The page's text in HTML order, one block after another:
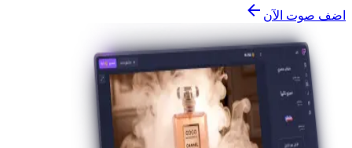
اضف صوت الآن